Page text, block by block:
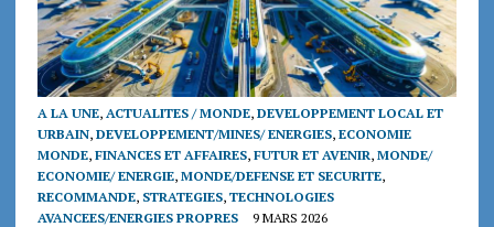
A LA UNE, ACTUALITES / MONDE, DEVELOPPEMENT LOCAL ET
URBAIN, DEVELOPPEMENT/MINES/ ENERGIES, ECONOMIE
MONDE, FINANCES ET AFFAIRES, FUTUR ET AVENIR, MONDE/
ECONOMIE/ ENERGIE, MONDE/DEFENSE ET SECURITE,
RECOMMANDE, STRATEGIES, TECHNOLOGIES
AVANCEES/ENERGIES PROPRES
9 MARS 2026